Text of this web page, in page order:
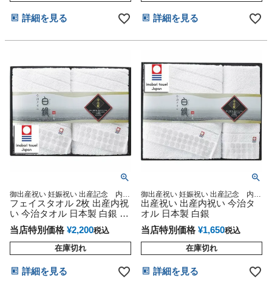
詳細を見る 詳細を見る
御出産祝い 妊娠祝い 出産記念 内祝
い 今治タオル
フェイスタオル 2枚 出産内祝
い 今治タオル 日本製 白銀 ギ
フトセット 内祝い 内祝
当店特別価格 ¥2,200税込
在庫切れ
詳細を見る
御出産祝い 妊娠祝い 出産記念 内祝
い 今治タオル
出産祝い 出産内祝い 今治タ
オル 日本製 白銀
当店特別価格 ¥1,650税込
在庫切れ
詳細を見る